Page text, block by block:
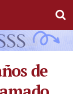
de